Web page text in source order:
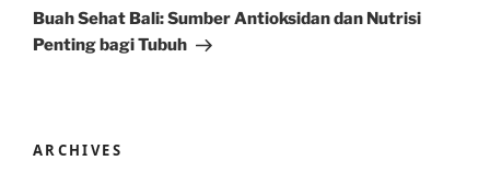
Post
Buah Sehat Bali: Sumber Antioksidan dan Nutrisi
Penting bagi Tubuh
ARCHIVES